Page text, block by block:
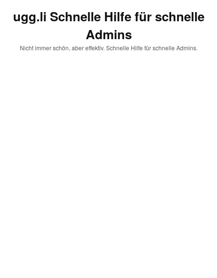
ugg.li Schnelle Hilfe für schnelle
Admins
Nicht immer schön, aber effektiv. Schnelle Hilfe für schnelle Admins.